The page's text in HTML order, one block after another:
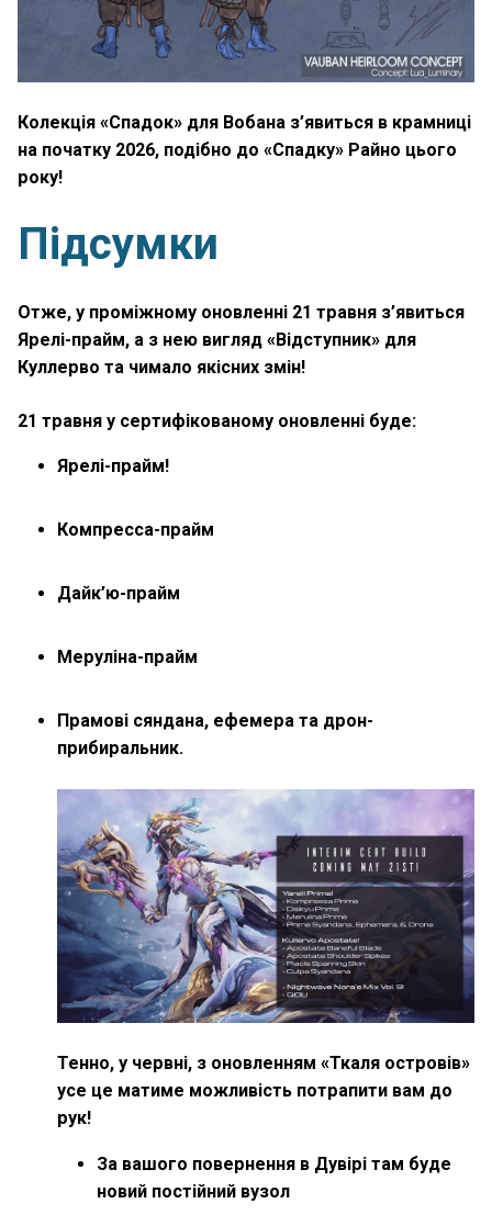
Колекція «Спадок» для Вобана з’явиться в крамниці
на початку 2026, подібно до «Спадку» Райно цього
року!
Підсумки
Отже, у проміжному оновленні 21 травня з’явиться
Ярелі-прайм, а з нею вигляд «Відступник» для
Куллерво та чимало якісних змін!
21 травня у сертифікованому оновленні буде:
Ярелі-прайм!
Компресса-прайм
Дайк’ю-прайм
Меруліна-прайм
Прамові сяндана, ефемера та дрон-
прибиральник.
Тенно, у червні, з оновленням «Ткаля островів»
усе це матиме можливість потрапити вам до
рук!
За вашого повернення в Дувірі там буде
новий постійний вузол